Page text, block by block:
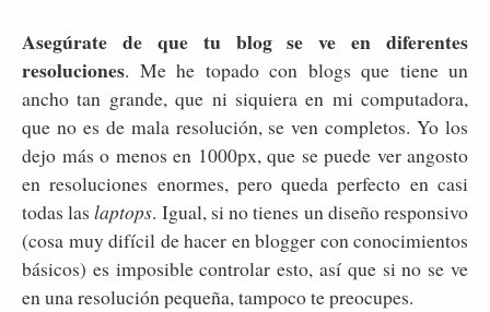
Asegúrate de que tu blog se ve en diferentes
resoluciones. Me he topado con blogs que tiene un
ancho tan grande, que ni siquiera en mi computadora,
que no es de mala resolución, se ven completos. Yo los
dejo más o menos en 1000px, que se puede ver angosto
en resoluciones enormes, pero queda perfecto en casi
todas laslaptops. Igual, si no tienes un diseño responsivo
(cosa muy difícil de hacer en blogger con conocimientos
básicos) es imposible controlar esto, así que si no se ve
en una resolución pequeña, tampoco te preocupes.